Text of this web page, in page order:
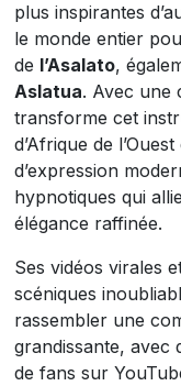
plus inspirantes
le monde entier
de l’Asalato,
Aslatua. Avec une
transforme cet
d’Afrique de
d’expression
hypnotiques qui
élégance raffinée.
Ses vidéos virales
scéniques
rassembler une
grandissante, avec
de fans sur